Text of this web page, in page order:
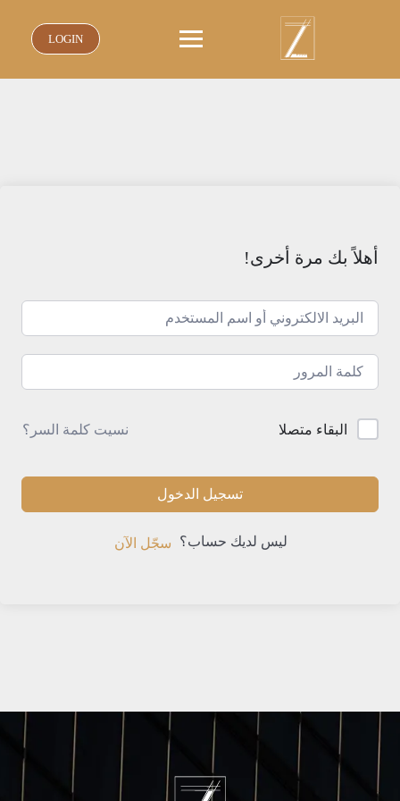
LOGIN
أهلاً بك مرة أخرى!
البقاء متصلا نسيت كلمة السر؟
تسجيل الدخول
ليس لديك حساب؟ سجّل الآن